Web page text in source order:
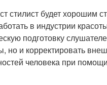
стилист будет
в индустрии
подготовку
но и корректировать
человека при